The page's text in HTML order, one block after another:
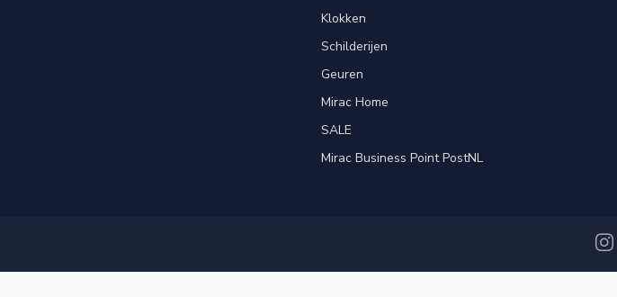
Klokken
Schilderijen
Geuren
Mirac Home
SALE
Mirac Business Point PostNL